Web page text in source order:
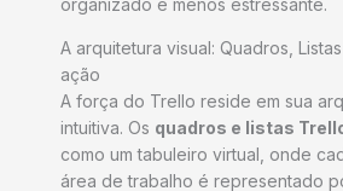
A arquitetura visual: Quadros,
ação
A força do Trello reside em sua
intuitiva. Os quadros e listas
como um tabuleiro virtual, onde
área de trabalho é representado